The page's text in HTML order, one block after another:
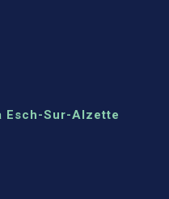
Esch-Sur-Alzette